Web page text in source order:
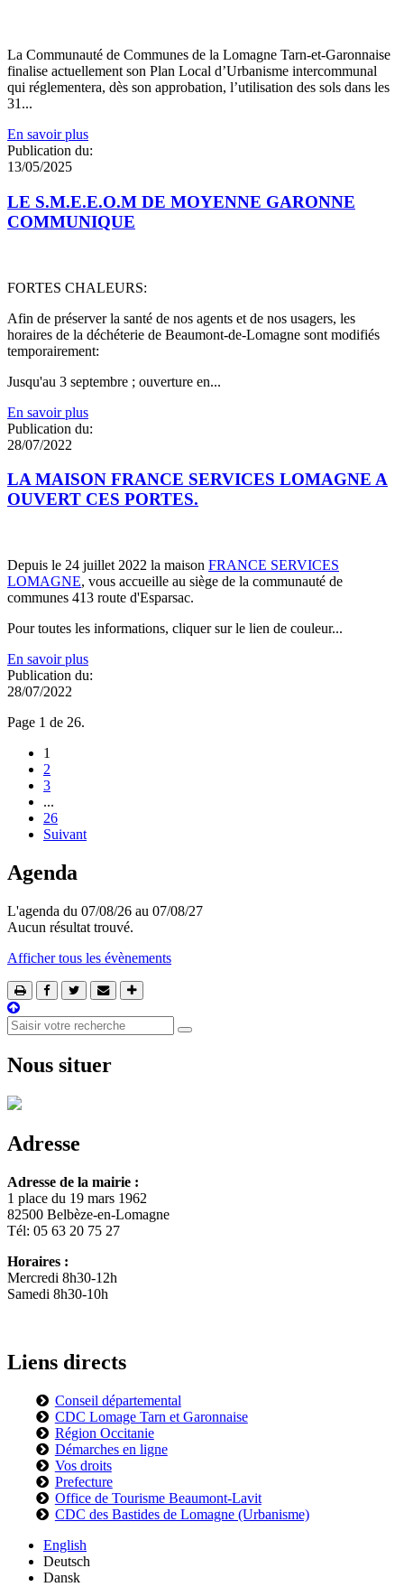
La Communauté de Communes de la Lomagne Tarn-et-Garonnaise
finalise actuellement son Plan Local d’Urbanisme intercommunal
qui réglementera, dès son approbation, l’utilisation des sols dans les
31...
En savoir plus
Publication du:
13/05/2025
LE S.M.E.E.O.M DE MOYENNE GARONNE
COMMUNIQUE
FORTES CHALEURS:
Afin de préserver la santé de nos agents et de nos usagers, les
horaires de la déchéterie de Beaumont-de-Lomagne sont modifiés
temporairement:
Jusqu'au 3 septembre ; ouverture en...
En savoir plus
Publication du:
28/07/2022
LA MAISON FRANCE SERVICES LOMAGNE A
OUVERT CES PORTES.
Depuis le 24 juillet 2022 la maison FRANCE SERVICES
LOMAGNE, vous accueille au siège de la communauté de
communes 413 route d'Esparsac.
Pour toutes les informations, cliquer sur le lien de couleur...
En savoir plus
Publication du:
28/07/2022
Page 1 de 26.
1
2
3
...
26
Suivant
Agenda
L'agenda du 07/08/26 au 07/08/27
Aucun résultat trouvé.
Afficher tous les évènements
Nous situer
Adresse
Adresse de la mairie :
1 place du 19 mars 1962
82500 Belbèze-en-Lomagne
Tél: 05 63 20 75 27
Horaires :
Mercredi 8h30-12h
Samedi 8h30-10h
Liens directs
Conseil départemental
CDC Lomage Tarn et Garonnaise
Région Occitanie
Démarches en ligne
Vos droits
Prefecture
Office de Tourisme Beaumont-Lavit
CDC des Bastides de Lomagne (Urbanisme)
English
Deutsch
Dansk